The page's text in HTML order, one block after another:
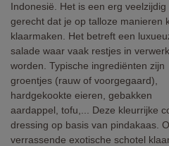
Indonesië. Het is een erg veelzijdig
gerecht dat je op talloze manieren
klaarmaken. Het betreft een
salade waar vaak restjes in
worden. Typische ingrediënten zijn
groentjes (rauw of voorgegaard),
hardgekookte eieren, gebakken
aardappel, tofu,... Deze kleurrijke
dressing op basis van pindakaas.
verrassende exotische schotel